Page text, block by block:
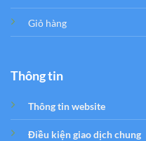
Giỏ hàng
Thông tin
Thông tin website
Điều kiện giao dịch chung